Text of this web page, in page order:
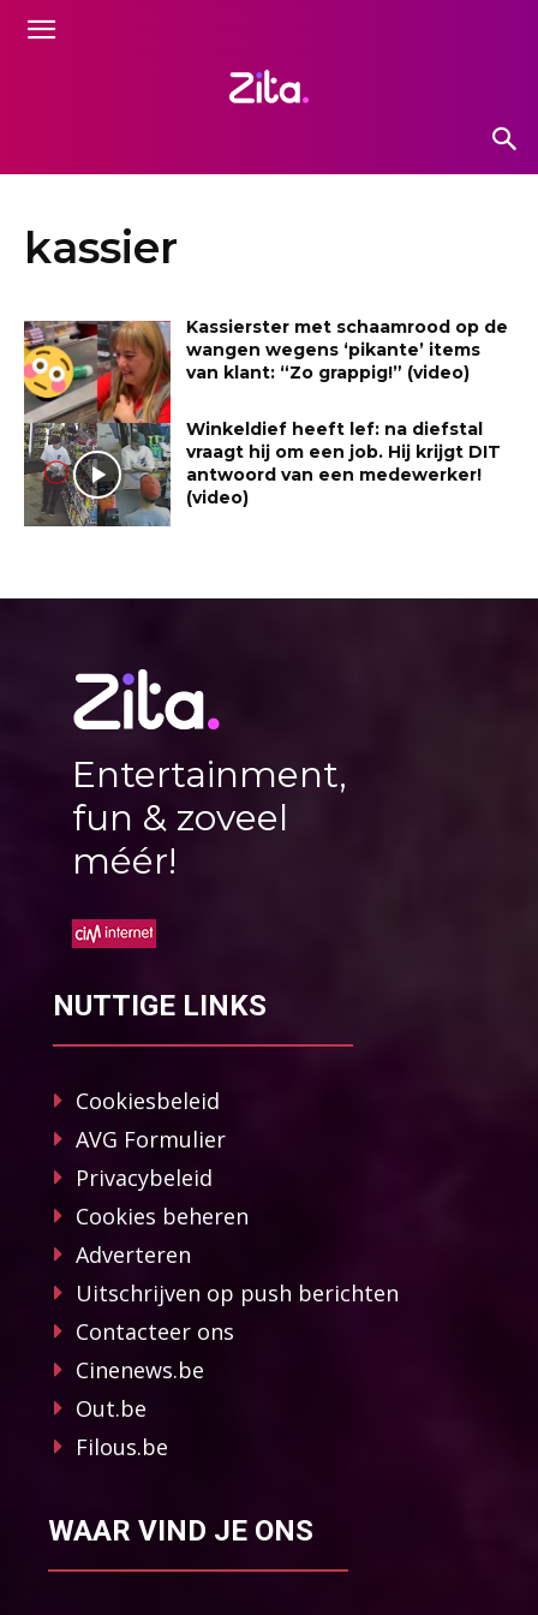
kassier
Kassierster met schaamrood op de
wangen wegens ‘pikante’ items
van klant: “Zo grappig!” (video)
Winkeldief heeft lef: na diefstal
vraagt hij om een job. Hij krijgt DIT
antwoord van een medewerker!
(video)
Entertainment,
fun & zoveel
méér!
NUTTIGE LINKS
Cookiesbeleid
AVG Formulier
Privacybeleid
Cookies beheren
Adverteren
Uitschrijven op push berichten
Contacteer ons
Cinenews.be
Out.be
Filous.be
WAAR VIND JE ONS